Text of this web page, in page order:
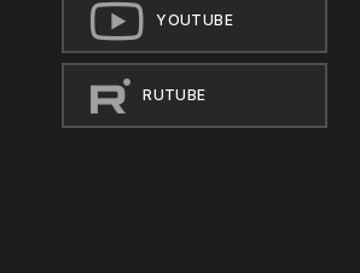
YOUTUBE
RUTUBE